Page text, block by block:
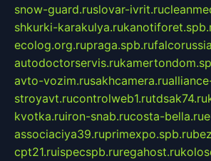
snow-guard.ruslovar-ivrit.ru
shkurki-karakulya.ru
ecolog.org.rupraga.spb.ru
autodoctorservis.ru
avto-vozim.rusakhcamera.ru
stroyavt.rucontrolweb1.rutdsak74.ru
kvotka.ruiron-snab.rucosta-bella.ru
associaciya39.ruprimexpo.spb.ru
cpt21.ruispecspb.ruregahost.ru